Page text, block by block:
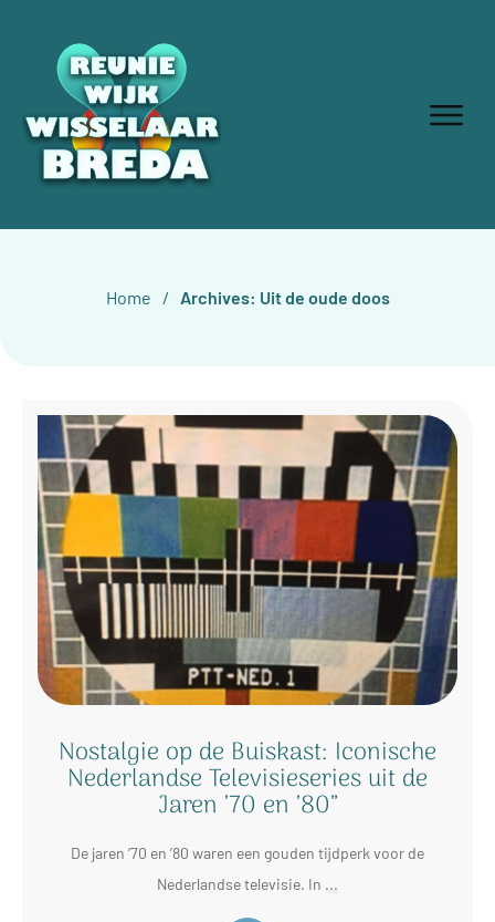
Home / Archives: Uit de oude doos
Nostalgie op de Buiskast: Iconische
Nederlandse Televisieseries uit de
Jaren ’70 en ’80”
De jaren ’70 en ’80 waren een gouden tijdperk voor de
Nederlandse televisie. In ...